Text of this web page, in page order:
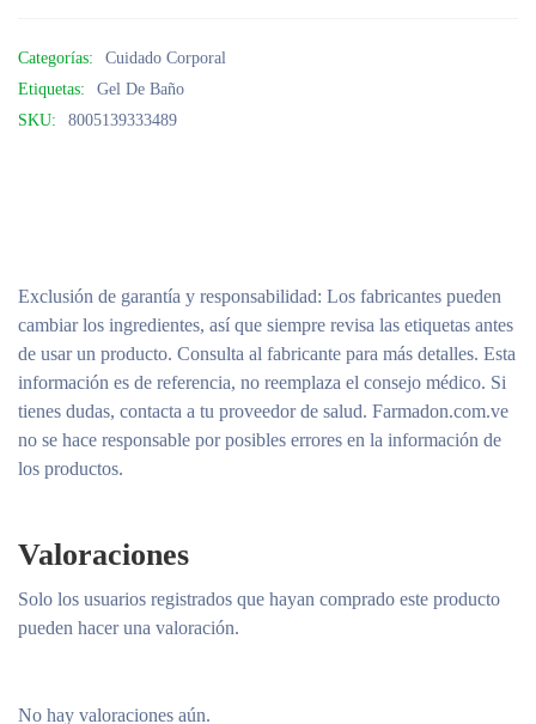
Categorías:
Cuidado Corporal
Etiquetas:
Gel De Baño
SKU:
8005139333489
Exclusión de garantía y responsabilidad: Los fabricantes pueden
cambiar los ingredientes, así que siempre revisa las etiquetas antes
de usar un producto. Consulta al fabricante para más detalles. Esta
información es de referencia, no reemplaza el consejo médico. Si
tienes dudas, contacta a tu proveedor de salud. Farmadon.com.ve
no se hace responsable por posibles errores en la información de
los productos.
Valoraciones
No hay valoraciones aún.
Solo los usuarios registrados que hayan comprado este producto
pueden hacer una valoración.